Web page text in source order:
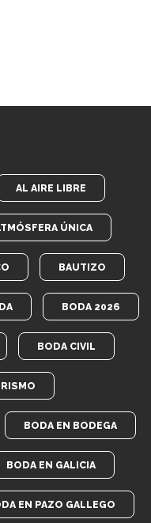
AL AIRE LIBRE
ÚNICA
BAUTIZO
BODA 2026
BODA CIVIL
BODA EN BODEGA
BODA EN GALICIA
EN PAZO GALLEGO